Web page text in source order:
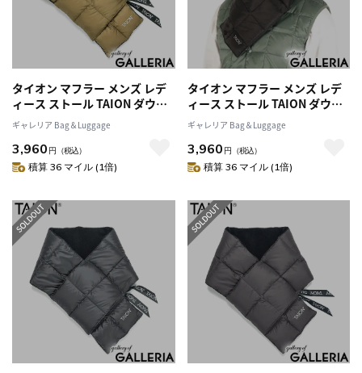
タイオン マフラー メンズ レデ
ィース ストール TAION ダウン
ブランド ブラウン 薄手 プレゼ
ント 冬 秋 秋冬 暖かい 無地 フリ
ース パッカブル 持ち運び 洗濯
可 洗える BASIC LINE ベーシッ
ギャレリア Bag＆Luggage
3,960 円 （税込）
積算 36 マイル (1倍)
タイオン マフラー メンズ レデ
ィース ストール TAION ダウン
ブランド ブラウン 薄手 プレゼ
ント 冬 秋 秋冬 暖かい 無地 フリ
ース パッカブル 持ち運び 洗濯
可 洗える BASIC LINE ベーシッ
ギャレリア Bag＆Luggage
3,960 円 （税込）
積算 36 マイル (1倍)